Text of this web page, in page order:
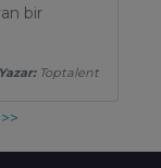
bir
Yazar:Toptalent